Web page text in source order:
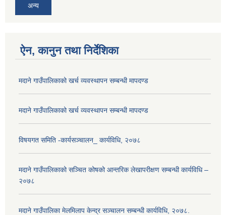
अन्य
ऐन, कानुन तथा निर्देशिका
मदाने गाउँपालिकाको खर्च व्यवस्थापन सम्बन्धी मापदण्ड
मदाने गाउँपालिकाको खर्च व्यवस्थापन सम्बन्धी मापदण्ड
विषयगत समिति -कार्यसञ्चालन_ कार्यविधि, २०७८
मदाने गाउँपालिकाको सञ्चित कोषको आन्तरिक लेखापरीक्षण सम्बन्धी कार्यविधि –
२०७८
मदाने गाउँपालिका मेलमिलाप केन्द्र सञ्चालन सम्बन्धी कार्यविधि, २०७८.